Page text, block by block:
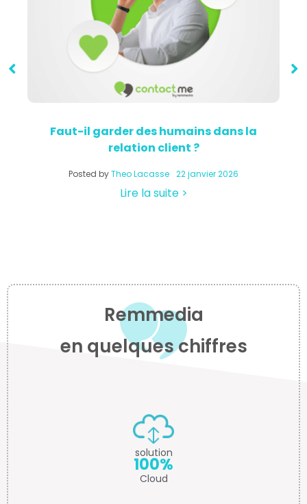
Faut-il garder des humains dans la
relation client ?
Posted byTheo Lacasse 22 janvier 2026
Lire la suite >
Remmedia
en quelques chiffres
solution
100%
Cloud